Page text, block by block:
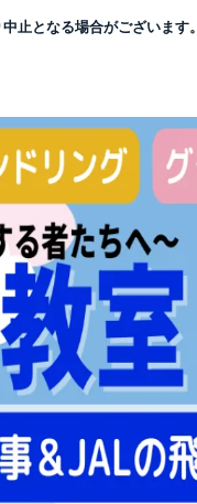
止となる場合がございます。